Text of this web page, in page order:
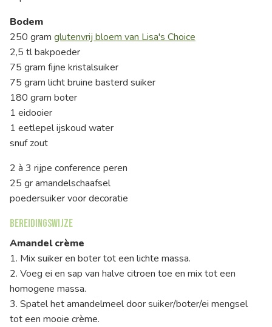
Bodem
250 gram glutenvrij bloem van Lisa's Choice
2,5 tl bakpoeder
75 gram fijne kristalsuiker
75 gram licht bruine basterd suiker
180 gram boter
1 eidooier
1 eetlepel ijskoud water
snuf zout
2 à 3 rijpe conference peren
25 gr amandelschaafsel
poedersuiker voor decoratie
Bereidingswijze
Amandel crème
1. Mix suiker en boter tot een lichte massa.
2. Voeg ei en sap van halve citroen toe en mix tot een
homogene massa.
3. Spatel het amandelmeel door suiker/boter/ei mengsel
tot een mooie crème.